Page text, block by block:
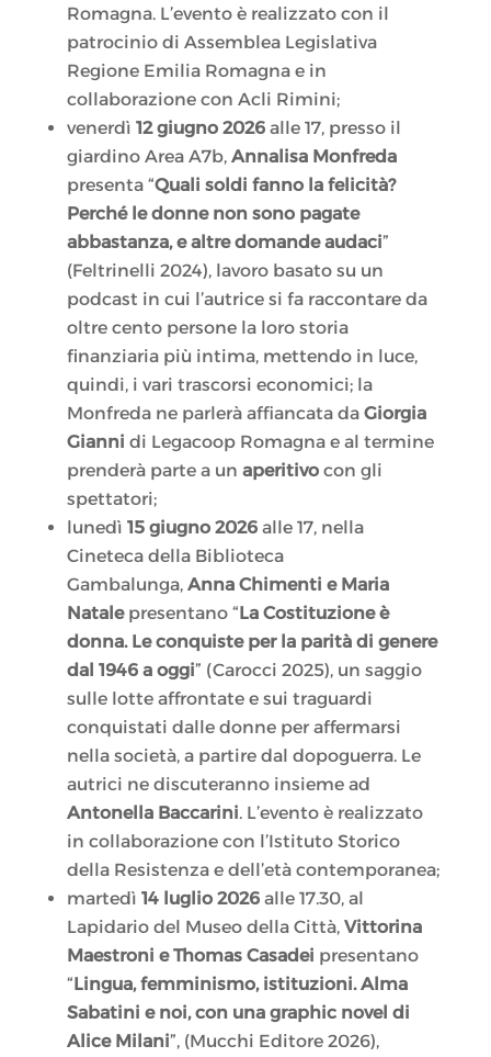
Romagna. L’evento è realizzato con il
patrocinio di Assemblea Legislativa
Regione Emilia Romagna e in
collaborazione con Acli Rimini;
venerdì 12 giugno 2026alle 17, presso il
giardino Area A7b, Annalisa Monfreda
presenta “Quali soldi fanno la felicità?
Perché le donne non sono pagate
abbastanza, e altre domande audaci”
(Feltrinelli 2024), lavoro basato su un
podcast in cui l’autrice si fa raccontare da
oltre cento persone la loro storia
finanziaria più intima, mettendo in luce,
quindi, i vari trascorsi economici; la
Monfreda ne parlerà affiancata da Giorgia
Gianni di Legacoop Romagna e al termine
prenderà parte a un aperitivocon gli
spettatori;
lunedì 15 giugno 2026alle 17, nella
Cineteca della Biblioteca
Gambalunga, Anna Chimenti e Maria
Natalepresentano “La Costituzione è
donna. Le conquiste per la parità di genere
dal 1946 a oggi” (Carocci 2025), un saggio
sulle lotte affrontate e sui traguardi
conquistati dalle donne per affermarsi
nella società, a partire dal dopoguerra. Le
autrici ne discuteranno insieme ad
Antonella Baccarini. L’evento è realizzato
in collaborazione con l’Istituto Storico
della Resistenza e dell’età contemporanea;
martedì 14 luglio 2026alle 17.30, al
Lapidario del Museo della Città, Vittorina
Maestroni e Thomas Casadei presentano
“Lingua, femminismo, istituzioni. Alma
Sabatini e noi, con una graphic novel di
Alice Milani”, (Mucchi Editore 2026),